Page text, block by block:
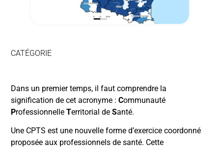
CATÉGORIE
Dans un premier temps, il faut comprendre la
signification de cet acronyme :Communauté
ProfessionnelleTerritorial deSanté.
Une CPTS est une nouvelle forme d’exercice coordonné
proposée aux professionnels de santé. Cette